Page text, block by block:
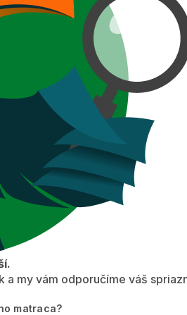
my vám odporučíme váš
matraca?